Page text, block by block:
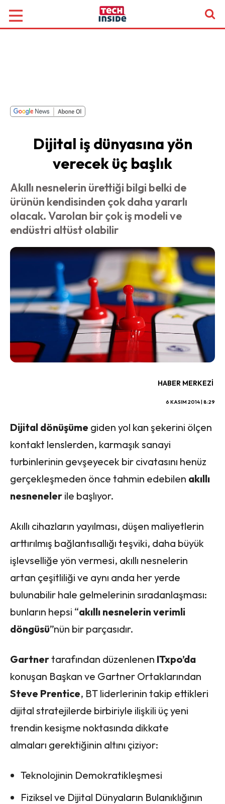
Dijital iş dünyasına yön
verecek üç başlık
Akıllı nesnelerin ürettiği bilgi belki de
ürünün kendisinden çok daha yararlı
olacak. Varolan bir çok iş modeli ve
endüstri altüst olabilir
HABER MERKEZI
6 KASIM 2014 | 8:29
Dijital dönüşüme giden yol kan şekerini ölçen
kontakt lenslerden, karmaşık sanayi
turbinlerinin gevşeyecek bir civatasını henüz
gerçekleşmeden önce tahmin edebilen akıllı
nesneneler ile başlıyor.
Akıllı cihazların yayılması, düşen maliyetlerin
arttırılmış bağlantısallığı teşviki, daha büyük
işlevselliğe yön vermesi, akıllı nesnelerin
artan çeşitliliği ve aynı anda her yerde
bulunabilir hale gelmelerinin sıradanlaşması:
bunların hepsi “akıllı nesnelerin verimli
döngüsü”nün bir parçasıdır.
Gartnertarafından düzenlenen ITxpo’da
konuşan Başkan ve Gartner Ortaklarından
Steve Prentice, BT liderlerinin takip ettikleri
dijital stratejilerde birbiriyle ilişkili üç yeni
trendin kesişme noktasında dikkate
almaları gerektiğinin altını çiziyor:
Teknolojinin Demokratikleşmesi
Fiziksel ve Dijital Dünyaların Bulanıklığının